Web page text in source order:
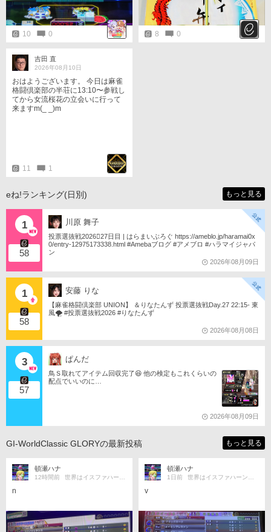
文字Dもみじライン上りに記録残
して有ります 3：ホテル公楽園…
Ｘフォロワー様が1泊3300円(税込)
で宿泊しているHG筐体稼働店舗、
レトロ自販機利用も可能です、エ
テクノポリス長岡店…QMA大会も
開催れHG筐体４台稼働店舗、今回
した。JR宮内駅からも近く徒歩数
分の所にあるバス停🚏から長岡駅行
きは頻繁に通るのでアクセスは良
いですね 最後にヒジリさん、シー
ざいました
10 0 8 0
吉田 直
2026年08月10日
おはようございます。 今日は麻雀
格闘倶楽部の半荘に13:10〜参戦し
てから女流桜花の立会いに行って
来ますm(_ _)m
11 1
eね!ランキング(日別) もっと見る
1
58
川原 舞子
投票選抜戦2026󾇟27日目 | はらまいぶろぐ https://ameblo.jp/haramai0x
0/entry-12975173338.html #Amebaブログ #アメブロ #ハラマイジャパ
ン
2026年08月09日
1
58
安藤 りな
【麻雀格闘倶楽部 UNION】 ＆りなたんず 投票選抜戦Day.27 22:15- 東
風🌪️ #投票選抜戦2026 #りなたんず
2026年08月08日
3
57
ぱんだ
鳥Ｓ取れてアイテム回収完了😆 他の検定もこれくらいの
配点でいいのに…
2026年08月09日
GI-WorldClassic GLORYの最新投稿 もっと見る
頓瀬ハナ
12時間前 世界はイスファハーンの倍
n
頓瀬ハナ
1日前 世界はイスファハーンの倍
v